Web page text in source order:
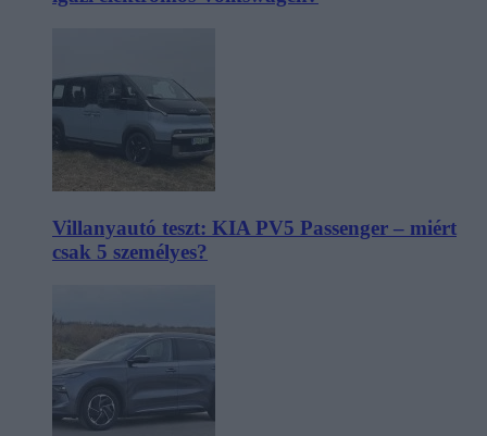
Villanyautó teszt: KIA PV5 Passenger – miért
csak 5 személyes?